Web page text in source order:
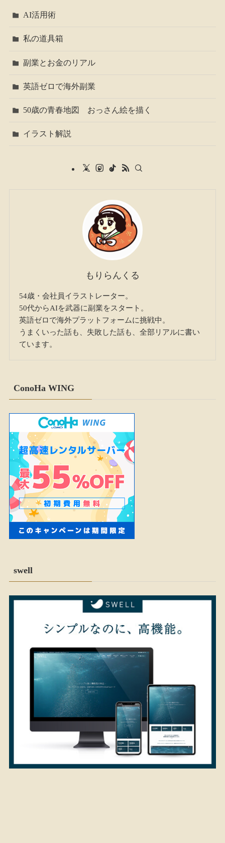
AI活用術
私の道具箱
副業とお金のリアル
英語ゼロで海外副業
50歳の青春地図 おっさん絵を描く
イラスト解説
もりらんくる
54歳・会社員イラストレーター。
50代からAIを武器に副業をスタート。
英語ゼロで海外プラットフォームに挑戦中。
うまくいった話も、失敗した話も、全部リアルに書い
ています。
ConoHa WING
swell